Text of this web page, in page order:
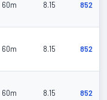
60m 8.15 852
60m 8.15 852
60m 8.15 852